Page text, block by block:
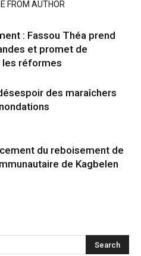
FROM AUTHOR
: Fassou Théa prend
et promet de
les réformes
des maraîchers
du reboisement de
de Kagbelen